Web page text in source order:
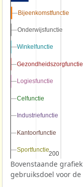
200
200
Bijeenkomstfunctie
Bijeenkomstfunctie
Onderwijsfunctie
Onderwijsfunctie
Winkelfunctie
Winkelfunctie
Gezondheidszorgfunctie
Gezondheidszorgfunctie
Logiesfunctie
Logiesfunctie
Celfunctie
Celfunctie
Industriefunctie
Industriefunctie
Kantoorfunctie
Kantoorfunctie
Sportfunctie
Sportfunctie
Bovenstaande
gebruiksdoel voor